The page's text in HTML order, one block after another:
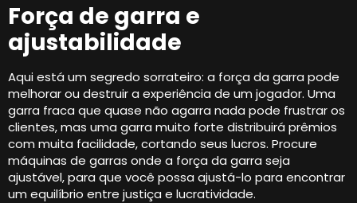
Força de garra e
ajustabilidade
Aqui está um segredo sorrateiro: a força da garra pode
melhorar ou destruir a experiência de um jogador. Uma
garra fraca que quase não agarra nada pode frustrar os
clientes, mas uma garra muito forte distribuirá prêmios
com muita facilidade, cortando seus lucros. Procure
máquinas de garras onde a força da garra seja
ajustável, para que você possa ajustá-lo para encontrar
um equilíbrio entre justiça e lucratividade.